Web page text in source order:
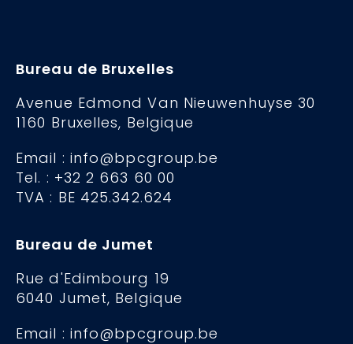
Bureau de Bruxelles
Avenue Edmond Van Nieuwenhuyse 30
1160 Bruxelles, Belgique
Email : info@bpcgroup.be
Tel. : +32 2 663 60 00
TVA : BE 425.342.624
Bureau de Jumet
Rue d'Edimbourg 19
6040 Jumet, Belgique
Email : info@bpcgroup.be